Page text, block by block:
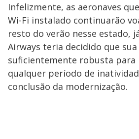
Infelizmente, as aeronaves
Wi-Fi instalado continuarão
resto do verão nesse estado,
Airways teria decidido que
suficientemente robusta
qualquer período de
conclusão da modernização.